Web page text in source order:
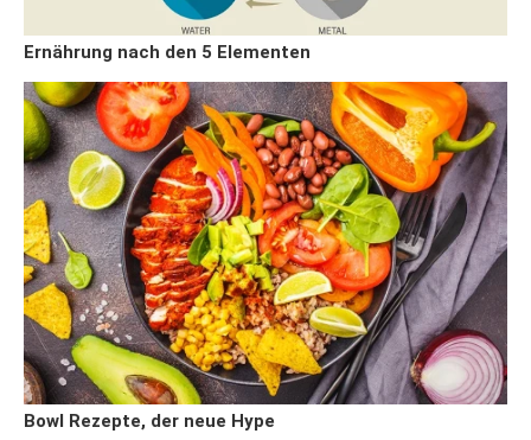
Ernährung nach den 5 Elementen
Bowl Rezepte, der neue Hype